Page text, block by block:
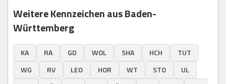
Weitere Kennzeichen aus Baden-
Württemberg
KA RA GD WOL SHA HCH
TUT
WG
RV LEO HOR WT STO
UL